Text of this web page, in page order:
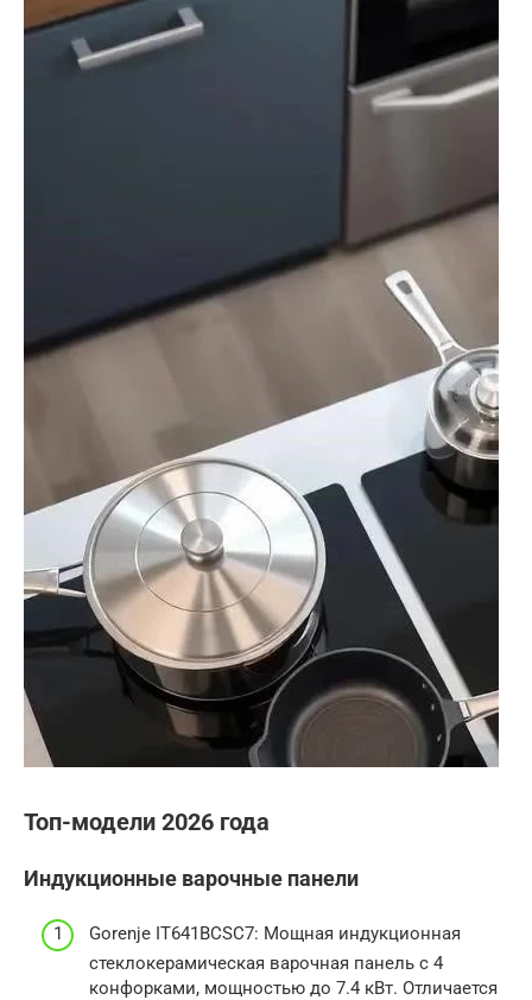
Топ-модели 2026 года
Индукционные варочные панели
Gorenje IT641BCSC7: Мощная индукционная
стеклокерамическая варочная панель с 4
конфорками, мощностью до 7.4 кВт. Отличается